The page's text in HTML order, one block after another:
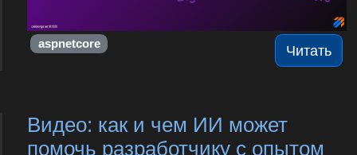
Читать
aspnetcore
Видео: как и чем ИИ может
помочь разработчику с опытом